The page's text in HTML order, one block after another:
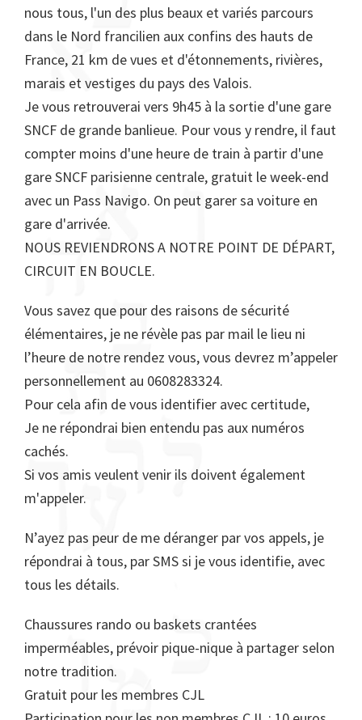
nous tous, l'un des plus beaux et variés parcours
dans le Nord francilien aux confins des hauts de
France, 21 km de vues et d'étonnements, rivières,
marais et vestiges du pays des Valois.
Je vous retrouverai vers 9h45 à la sortie d'une gare
SNCF de grande banlieue. Pour vous y rendre, il faut
compter moins d'une heure de train à partir d'une
gare SNCF parisienne centrale, gratuit le week-end
avec un Pass Navigo. On peut garer sa voiture en
gare d'arrivée.
NOUS REVIENDRONS A NOTRE POINT DE DÉPART,
CIRCUIT EN BOUCLE.
Vous savez que pour des raisons de sécurité
élémentaires, je ne révèle pas par mail le lieu ni
l’heure de notre rendez vous, vous devrez m’appeler
personnellement au 0608283324.
Pour cela afin de vous identifier avec certitude,
Je ne répondrai bien entendu pas aux numéros
cachés.
Si vos amis veulent venir ils doivent également
m'appeler.
N’ayez pas peur de me déranger par vos appels, je
répondrai à tous, par SMS si je vous identifie, avec
tous les détails.
Chaussures rando ou baskets crantées
imperméables, prévoir pique-nique à partager selon
notre tradition.
Gratuit pour les membres CJL